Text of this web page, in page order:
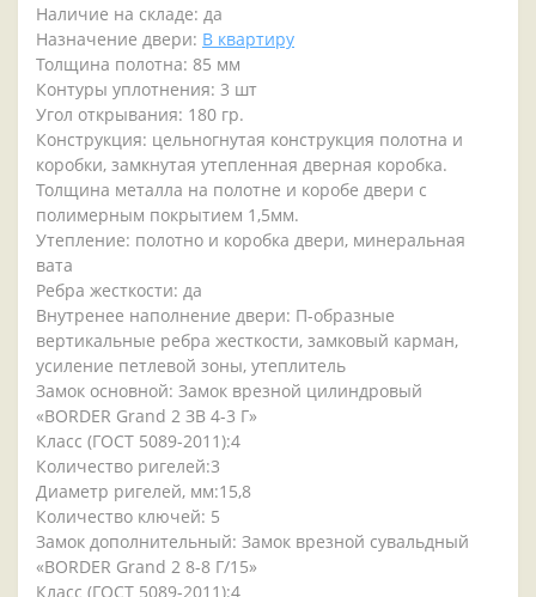
Наличие на складе: да
Назначение двери: В квартиру
Толщина полотна: 85 мм
Контуры уплотнения: 3 шт
Угол открывания: 180 гр.
Конструкция: цельногнутая конструкция полотна и
коробки, замкнутая утепленная дверная коробка.
Толщина металла на полотне и коробе двери с
полимерным покрытием 1,5мм.
Утепление: полотно и коробка двери, минеральная
вата
Ребра жесткости: да
Внутренее наполнение двери: П-образные
вертикальные ребра жесткости, замковый карман,
усиление петлевой зоны, утеплитель
Замок основной: Замок врезной цилиндровый
«BORDER Grand 2 ЗВ 4-3 Г»
Класс (ГОСТ 5089-2011):4
Количество ригелей:3
Диаметр ригелей, мм:15,8
Количество ключей: 5
Замок дополнительный: Замок врезной сувальдный
«BORDER Grand 2 8-8 Г/15»
Класс (ГОСТ 5089-2011):4